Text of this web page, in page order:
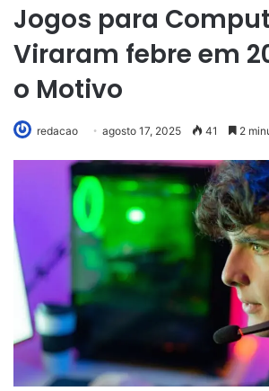
Jogos para
Viraram febre em
o Motivo
redacao agosto 17, 2025 41 2